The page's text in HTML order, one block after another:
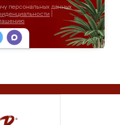
персональных данных